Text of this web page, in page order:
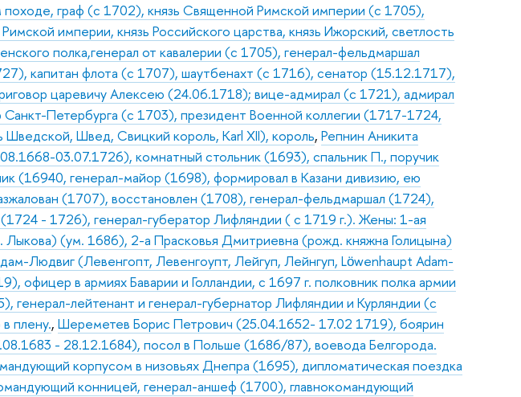
походе, граф (с 1702), князь Священной Римской империи (с 1705),
империи, князь Российского царства, князь Ижорский, светлость
полка,генерал от кавалерии (с 1705), генерал-фельдмаршал
капитан флота (с 1707), шаутбенахт (с 1716), сенатор (15.12.1717),
царевичу Алексею (24.06.1718); вице-адмирал (с 1721), адмирал
Петербурга (с 1703), президент Военной коллегии (1717-1724,
Шведской, Швед, Свицкий король, Karl XII), король,Репнин Аникита
03.07.1726), комнатный стольник (1693), спальник П., поручик
(16940, генерал-майор (1698), формировал в Казани дивизию, ею
(1707), восстановлен (1708), генерал-фельдмаршал (1724),
- 1726), генерал-губератор Лифляндии ( с 1719 г.). Жены: 1-ая
(ум. 1686), 2-а Прасковья Дмитриевна (рожд. княжна Голицына)
Людвиг (Левенгопт, Левенгоупт, Лейгуп, Лейнгуп, Lӧwenhaupt Adam-
офицер в армиях Баварии и Голландии, с 1697 г. полковник полка армии
генерал-лейтенант и генерал-губернатор Лифляндии и Курляндии (с
плену.,Шереметев Борис Петрович (25.04.1652- 17.02 1719), боярин
- 28.12.1684), посол в Польше (1686/87), воевода Белгорода.
корпусом в низовьях Днепра (1695), дипломатическая поездка
конницей, генерал-аншеф (1700), главнокомандующий